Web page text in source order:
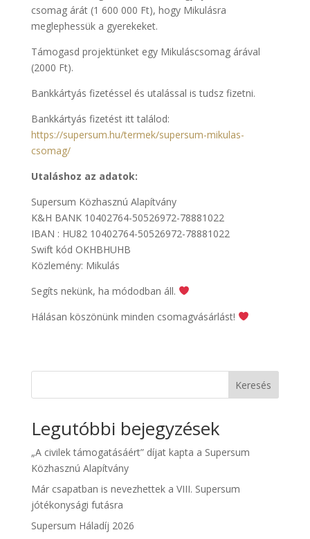
csomag árát (1 600 000 Ft), hogy Mikulásra
meglephessük a gyerekeket.
Támogasd projektünket egy Mikuláscsomag árával
(2000 Ft).
Bankkártyás fizetéssel és utalással is tudsz fizetni.
Bankkártyás fizetést itt találod:
https://supersum.hu/termek/supersum-mikulas-
csomag/
Utaláshoz az adatok:
Supersum Közhasznú Alapítvány
K&H BANK 10402764-50526972-78881022
IBAN : HU82 10402764-50526972-78881022
Swift kód OKHBHUHB
Közlemény: Mikulás
Segíts nekünk, ha módodban áll.
Hálásan köszönünk minden csomagvásárlást!
Keresés
Legutóbbi bejegyzések
„A civilek támogatásáért” díjat kapta a Supersum
Közhasznú Alapítvány
Már csapatban is nevezhettek a VIII. Supersum
jótékonysági futásra
Supersum Háladíj 2026